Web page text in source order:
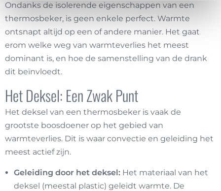
Ondanks de isolerende eigenschappen van een
thermosbeker, is geen enkele perfect. Warmte
ontsnapt altijd op een of andere manier. Het gaat
erom welke weg van warmteverlies het meest
dominant is, en hoe de samenstelling van de drank
dit beïnvloedt.
Het Deksel: Een Zwak Punt
Het deksel van een thermosbeker is vaak de
grootste boosdoener op het gebied van
warmteverlies. Dit is waar convectie en geleiding het
meest actief zijn.
Geleiding door het deksel: Het materiaal van het
deksel (meestal plastic) geleidt warmte. De